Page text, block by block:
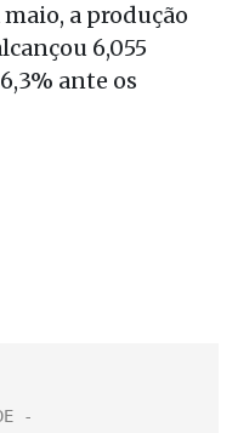
a produção
6,055
ante os